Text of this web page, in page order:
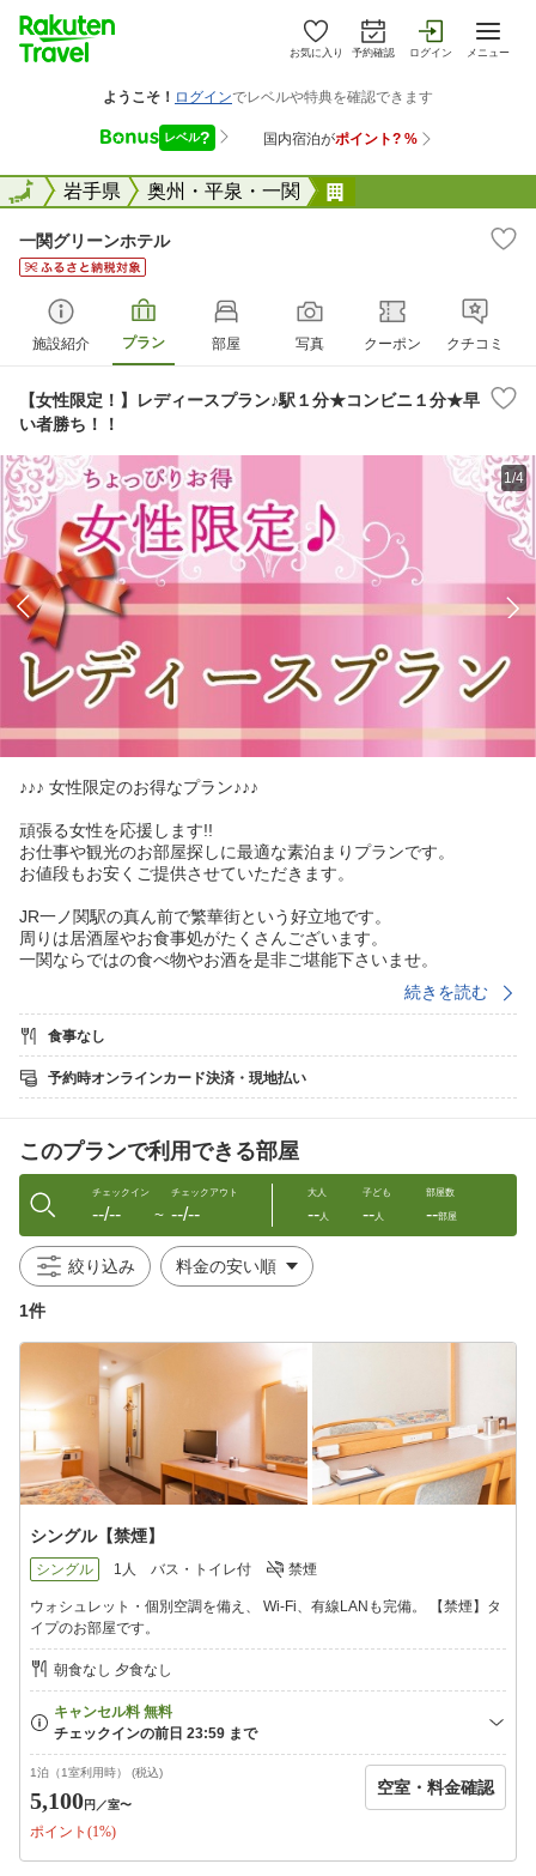
お気に入り 予約確認 ログイン メニュー
全国岩手県 奥州・平泉・一関
全国
一関グリーンホテル
施設紹介 プラン 部屋 写真 クーポン クチコミ
【女性限定！】レディースプラン♪駅１分★コンビニ１分★早
い者勝ち！！
1/4
♪♪♪ 女性限定のお得なプラン♪♪♪
頑張る女性を応援します!!
お仕事や観光のお部屋探しに最適な素泊まりプランです。
お値段もお安くご提供させていただきます。
JR一ノ関駅の真ん前で繁華街という好立地です。
周りは居酒屋やお食事処がたくさんございます。
一関ならではの食べ物やお酒を是非ご堪能下さいませ。
洗濯機：1回300円 乾燥機：1回100円
◆ JR一ノ関駅西口より徒歩1分
◆ コンビニエンスストアも徒歩1分圏内
◆ 全室インターネット接続完備Wi・Wi-Fi利用可
◆ 全室温水洗浄機付きトイレ
◆ 加湿器・ズボンプレッサー・アイロン無料貸出有り
◆ 駐車場(7台まで)1泊税込600円・要予約
※満車の際は徒歩約2分の市営駐車場（1泊600円）をご案内い
たします。
続きを読む
食事なし
予約時オンラインカード決済・現地払い
このプランで利用できる部屋
チェックイン
--/-- 〜
チェックアウト
--/--
大人
--人
子ども
--人
部屋数
--部屋
絞り込み
1件
シングル【禁煙】
シングル 1人 バス・トイレ付 禁煙
ウォシュレット・個別空調を備え、 Wi-Fi、有線LANも完備。 【禁煙】タ
イプのお部屋です。
朝食なし 夕食なし
1泊（1室利用時） (税込)
5,100円 ／室〜
ポイント(1%)
空室・料金確認